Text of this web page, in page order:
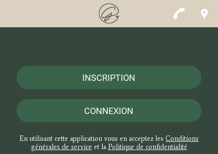
INSCRIPTION
CONNEXION
En utilisant cette application vous en acceptez les Conditions
générales de service et la Politique de confidentialité